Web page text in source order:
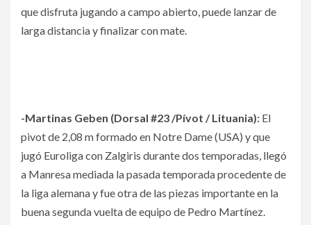
que disfruta jugando a campo abierto, puede lanzar de
larga distancia y finalizar con mate.
-Martinas Geben (Dorsal #23 /Pívot / Lituania): El
pivot de 2,08 m formado en Notre Dame (USA) y que
jugó Euroliga con Zalgiris durante dos temporadas, llegó
a Manresa mediada la pasada temporada procedente de
la liga alemana y fue otra de las piezas importante en la
buena segunda vuelta de equipo de Pedro Martínez.